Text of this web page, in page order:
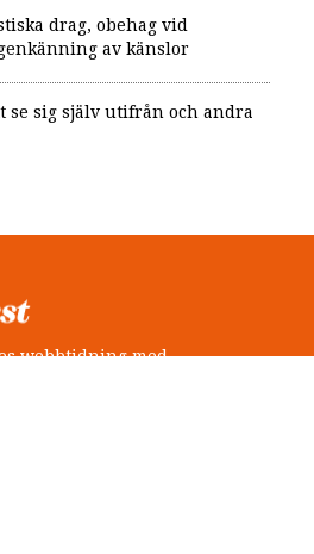
drag, obehag vid
av känslor
se sig själv utifrån och andra
webbtidning med